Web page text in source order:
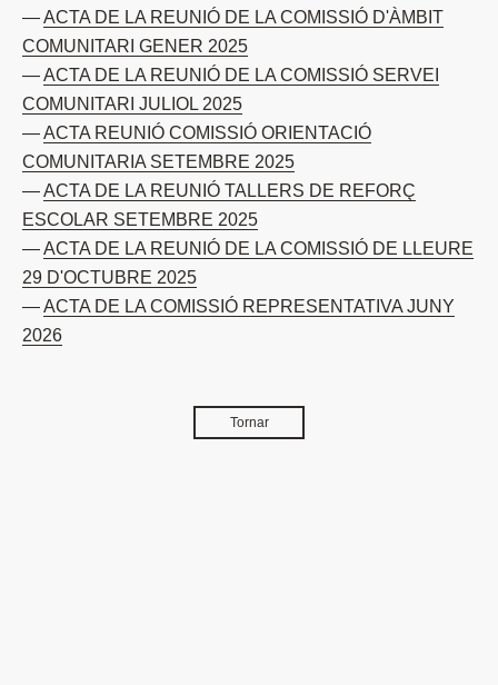
ACTA DE LA REUNIÓ DE LA COMISSIÓ D'ÀMBIT
COMUNITARI GENER 2025
ACTA DE LA REUNIÓ DE LA COMISSIÓ SERVEI
COMUNITARI JULIOL 2025
ACTA REUNIÓ COMISSIÓ ORIENTACIÓ
COMUNITARIA SETEMBRE 2025
ACTA DE LA REUNIÓ TALLERS DE REFORÇ
ESCOLAR SETEMBRE 2025
ACTA DE LA REUNIÓ DE LA COMISSIÓ DE LLEURE
29 D'OCTUBRE 2025
ACTA DE LA COMISSIÓ REPRESENTATIVA JUNY
2026
Tornar